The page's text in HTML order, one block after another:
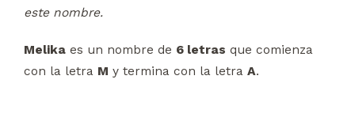
este nombre.
Melika es un nombre de 6 letras que comienza
con la letra M y termina con la letra A.